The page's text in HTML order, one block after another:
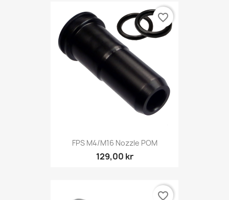
FPS M4/M16 Nozzle POM
129,00 kr
favorite_border
favorite_border